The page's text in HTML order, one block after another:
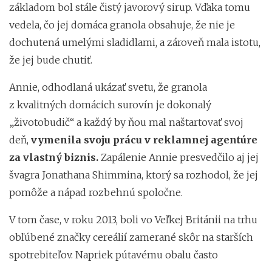
základom bol stále čistý javorový sirup. Vďaka tomu
vedela, čo jej domáca granola obsahuje, že nie je
dochutená umelými sladidlami, a zároveň mala istotu,
že jej bude chutiť.
Annie, odhodlaná ukázať svetu, že granola
z kvalitných domácich surovín je dokonalý
„životobudič“ a každý by ňou mal naštartovať svoj
deň, vymenila svoju prácu v reklamnej agentúre
za vlastný biznis. Zapálenie Annie presvedčilo aj jej
švagra Jonathana Shimmina, ktorý sa rozhodol, že jej
pomôže a nápad rozbehnú spoločne.
V tom čase, v roku 2013, boli vo Veľkej Británii na trhu
obľúbené značky cereálií zamerané skôr na starších
spotrebiteľov. Napriek pútavému obalu často